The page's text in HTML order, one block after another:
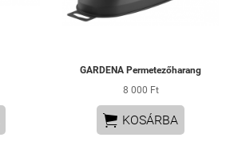
GARDENA Permetezőharang
8 000 Ft
 KOSÁRBA